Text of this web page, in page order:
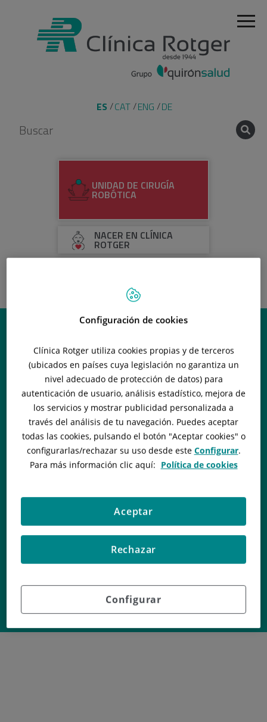
ES CAT ENG DE
UNIDAD DE CIRUGÍA
ROBÓTICA
NACER EN CLÍNICA
ROTGER
OLABE NEUROCIRUGÍA
Ripoll Amengual
REHABILITACIÓN
Configuración de cookies
Clínica Rotger utiliza cookies propias y de terceros
(ubicados en países cuya legislación no garantiza un
nivel adecuado de protección de datos) para
autenticación de usuario, análisis estadístico, mejora de
los servicios y mostrar publicidad personalizada a
través del análisis de tu navegación. Puedes aceptar
todas las cookies, pulsando el botón "Aceptar cookies" o
configurarlas/rechazarsu uso desde este Configurar.
Para más información clic aquí: Política de cookies
Configurar
Rechazar
Aceptar